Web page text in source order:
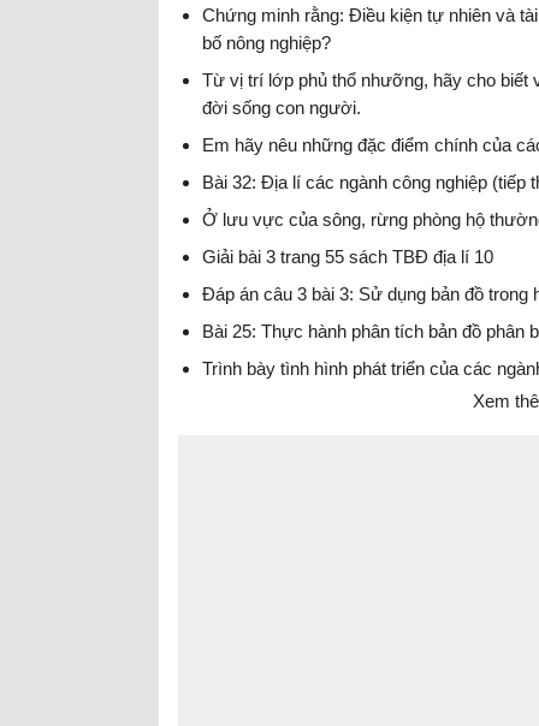
Chứng minh rằng: Điều kiện tự nhiên và
bố nông nghiệp?
Từ vị trí lớp phủ thổ nhưỡng, hãy cho biết
đời sống con người.
Em hãy nêu những đặc điểm chính của
Bài 32: Địa lí các ngành công nghiệp (tiếp
Ở lưu vực của sông, rừng phòng hộ
Giải bài 3 trang 55 sách TBĐ địa lí 10
Đáp án câu 3 bài 3: Sử dụng bản đồ trong
Bài 25: Thực hành phân tích bản đồ phân
Trình bày tình hình phát triển của các
Xem